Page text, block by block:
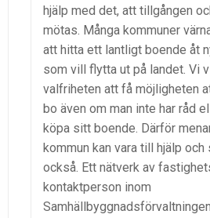
hjälp med det, att tillgången
mötas. Många kommuner
att hitta ett lantligt boende åt
som vill flytta ut på landet. Vi
valfriheten att få möjligheten
bo även om man inte har råd
köpa sitt boende. Därför
kommun kan vara till hjälp
också. Ett nätverk av
kontaktperson inom